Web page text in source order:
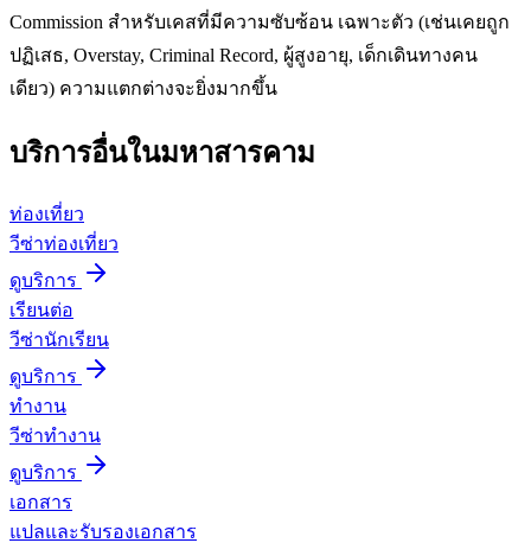
Commission สำหรับเคสที่มีความซับซ้อน เฉพาะตัว (เช่นเคยถูก
ปฏิเสธ, Overstay, Criminal Record, ผู้สูงอายุ, เด็กเดินทางคน
เดียว) ความแตกต่างจะยิ่งมากขึ้น
บริการอื่นในมหาสารคาม
ท่องเที่ยว
วีซ่าท่องเที่ยว
ดูบริการ
เรียนต่อ
วีซ่านักเรียน
ดูบริการ
ทำงาน
วีซ่าทำงาน
ดูบริการ
เอกสาร
แปลและรับรองเอกสาร